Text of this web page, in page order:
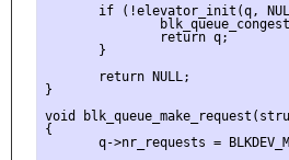
if (!elevator_init(q,
               return q;
       }
       return NULL;
}
void
{
q->nr_requests =